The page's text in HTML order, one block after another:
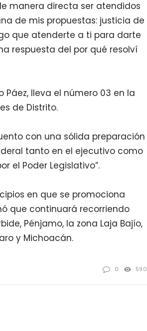
manera directa ser atendidos
de mis propuestas: justicia de
que atenderte a ti para darte
respuesta del por qué resolví
Páez, lleva el número 03 en la
de Distrito.
con una sólida preparación
tanto en el ejecutivo como
el Poder Legislativo”.
en que se promociona
que continuará recorriendo
Pénjamo, la zona Laja Bajío,
y Michoacán.
0 590